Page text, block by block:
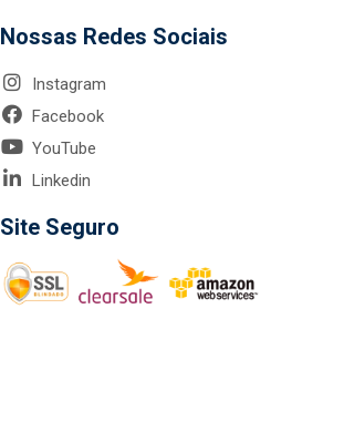
Nossas Redes Sociais
Instagram
Facebook
YouTube
Linkedin
Site Seguro